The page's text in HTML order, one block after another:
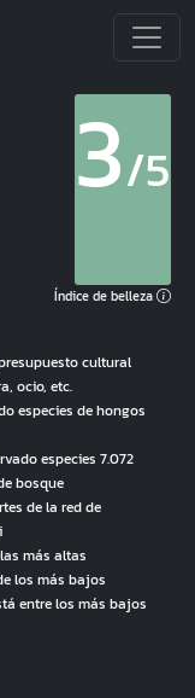
3/5
Índice de belleza
cultural
ocio, etc.
especies de hongos
especies 7.072
bosque
de la red de
más altas
los más bajos
entre los más bajos